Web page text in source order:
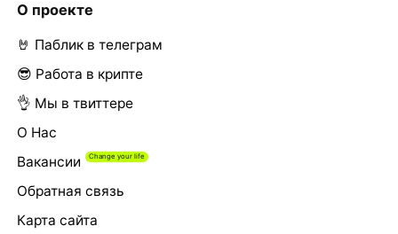
О проекте
🤘 Паблик в телеграм
😎 Работа в крипте
👌 Мы в твиттере
О Нас
Вакансии
Обратная связь
Карта сайта